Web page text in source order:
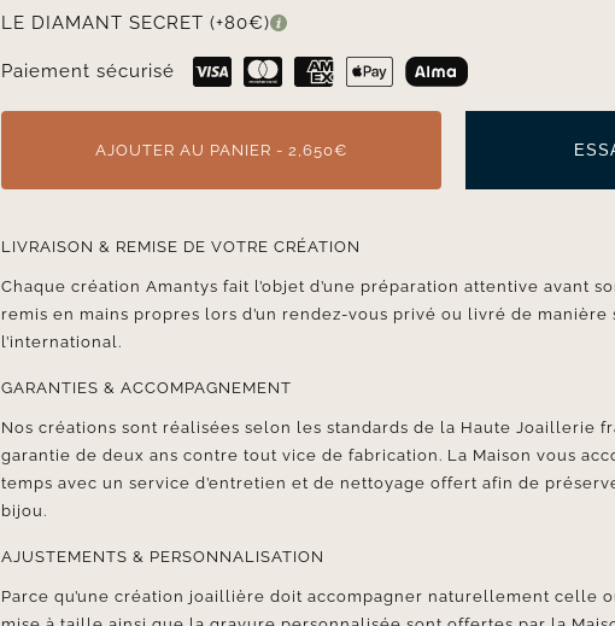
LE DIAMANT SECRET (+80€)
Paiement sécurisé
AJOUTER AU PANIER - 2,650€
LIVRAISON & REMISE DE VOTRE CRÉATION
Chaque création Amantys fait l’objet d’une préparation attentive avant
remis en mains propres lors d’un rendez-vous privé ou livré de manière
l’international.
GARANTIES & ACCOMPAGNEMENT
Nos créations sont réalisées selon les standards de la Haute Joaillerie
garantie de deux ans contre tout vice de fabrication. La Maison vous
temps avec un service d’entretien et de nettoyage offert afin de
bijou.
AJUSTEMENTS & PERSONNALISATION
Parce qu’une création joaillière doit accompagner naturellement celle